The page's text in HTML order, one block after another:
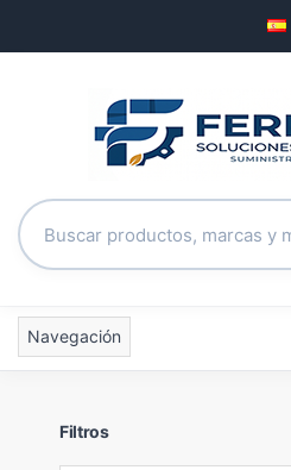
Navegación
Filtros